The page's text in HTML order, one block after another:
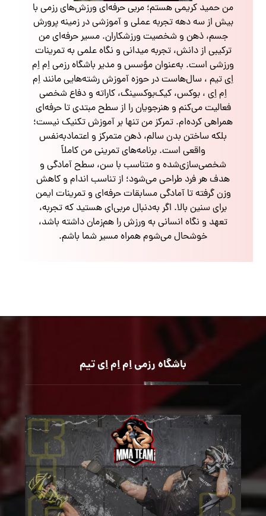
من حمید کریمی هستم؛ مربی حرفه‌ای ورزش‌های رزمی با
بیش از سه دهه تجربه عملی و آموزشی در زمینه پرورش
جسم، ذهن و شخصیت ورزشکاران. مسیر حرفه‌ای من
ترکیبی از دانش، تجربه میدانی و نگاه علمی به تمرینات
ورزشی است. به‌عنوان مؤسس و مدیر باشگاه رزمی اِم اِم
اِی تیم ، سال‌هاست در حوزه آموزش رشته‌هایی مانند اِم
اِم اِی ، بوکس، کیک‌بوکسینگ، کاراته و دفاع شخصی
فعالیت می‌کنم و هنرجویان را از سطح مبتدی تا حرفه‌ای
همراهی کرده‌ام. تمرکز من تنها بر آموزش تکنیک نیست؛
بلکه ساختن بدن سالم، ذهن متمرکز و اعتمادبه‌نفس
واقعی است. برنامه‌های تمرینی من کاملاً
شخصی‌سازی‌شده و متناسب با سن، سطح آمادگی و
هدف هر فرد طراحی می‌شود؛ از تناسب اندام و کاهش
وزن گرفته تا آمادگی مسابقات حرفه‌ای و تمرینات ایمن
برای سنین بالا. اگر به‌دنبال مربی‌ای هستید که تجربه،
تعهد و نگاه انسانی به ورزش را هم‌زمان داشته باشد،
خوشحال می‌شوم همراه مسیر شما باشم.
باشگاه رزمی اِم اِم اِی تیم